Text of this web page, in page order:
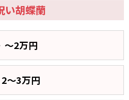
い胡蝶蘭
〜2万円
2〜3万円